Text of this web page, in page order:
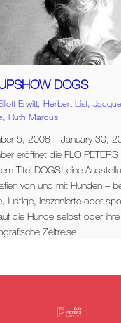
DOGS
Erwitt, Herbert List,
Ruth Marcus
5, 2008 – January 30,
eröffnet die FLO PETERS
Titel DOGS! eine
von und mit Hunden –
lustige, inszenierte oder
die Hunde selbst oder ihre
Zeitreise…